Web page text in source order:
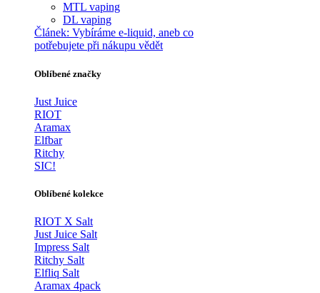
MTL vaping
DL vaping
Článek: Vybíráme e-liquid, aneb co
potřebujete při nákupu vědět
Oblíbené značky
Just Juice
RIOT
Aramax
Elfbar
Ritchy
SIC!
Oblíbené kolekce
RIOT X Salt
Just Juice Salt
Impress Salt
Ritchy Salt
Elfliq Salt
Aramax 4pack